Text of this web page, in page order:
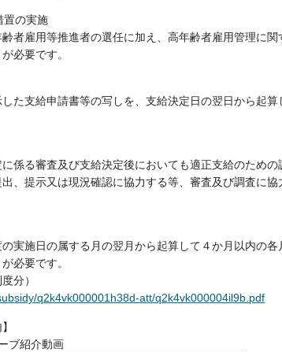
置の実施
者雇用等推進者の選任に加え、高年齢者雇用管理に関
必要です。
た支給申請書等の写しを、支給決定日の翌日から起算
係る審査及び支給決定後においても適正支給のための
、提示又は現況確認に協力する等、審査及び調査に協
実施日の属する月の翌月から起算して４か月以内の各
必要です。
度分）
q2k4vk000001h38d-att/q2k4vk000004il9b.pdf
ブ紹介動画